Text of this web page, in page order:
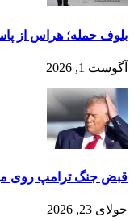
بلوف حمله؛ هراس از
آگوست 1, 2026
قبض جنگ ترامپ روی
جولای 23, 2026